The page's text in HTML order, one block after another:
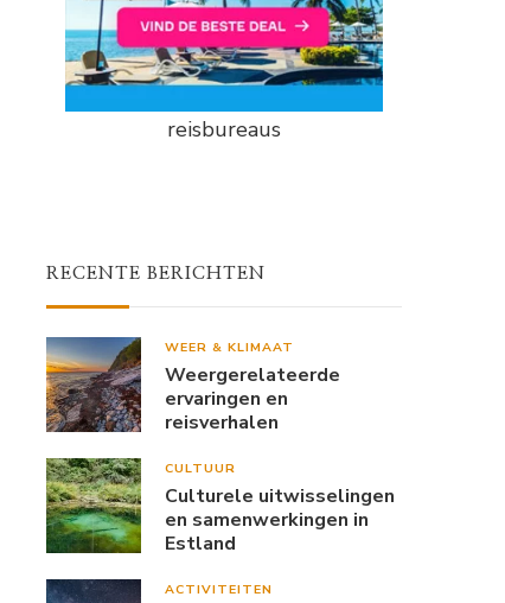
reisbureaus
RECENTE BERICHTEN
WEER & KLIMAAT
Weergerelateerde
ervaringen en
reisverhalen
CULTUUR
Culturele uitwisselingen
en samenwerkingen in
Estland
ACTIVITEITEN